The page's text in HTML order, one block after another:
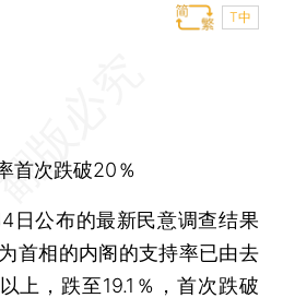
T中
首次跌破20％
公布的最新民意调查结果
首相的内阁的支持率已由去
上，跌至19.1％，首次跌破